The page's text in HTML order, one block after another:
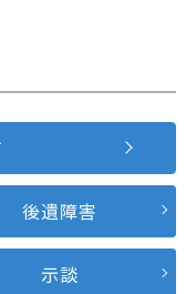
後遺障害
示談